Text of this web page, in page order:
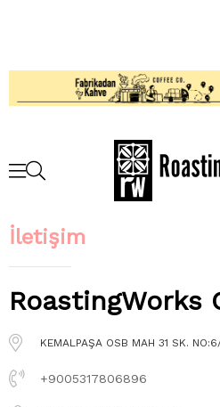
İletişim
KEMALPAŞA OSB MAH 31 SK.
+9005317806896